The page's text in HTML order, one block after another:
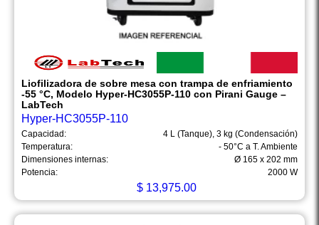
Liofilizadora de sobre mesa con trampa de enfriamiento
-55 °C, Modelo Hyper-HC3055P-110 con Pirani Gauge –
LabTech
Hyper-HC3055P-110
Capacidad:
4 L (Tanque), 3 kg (Condensación)
Temperatura:
- 50°C a T. Ambiente
Dimensiones internas:
Ø 165 x 202 mm
Potencia:
2000 W
$ 13,975.00